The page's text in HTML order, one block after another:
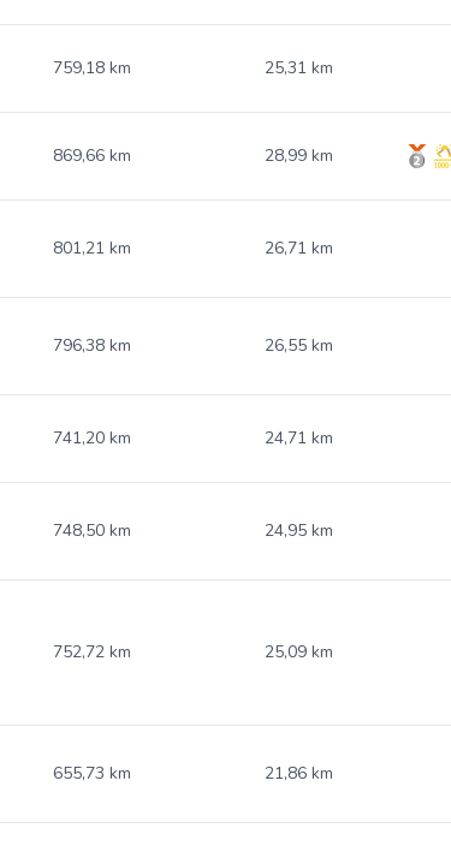
759,18 km 25,31 km
869,66 km 28,99 km
801,21 km 26,71 km
796,38 km 26,55 km
741,20 km 24,71 km
748,50 km 24,95 km
752,72 km 25,09 km
655,73 km 21,86 km